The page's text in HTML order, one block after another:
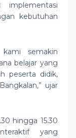
kebutuhan
semakin
belajar yang
peserta didik,
ujar
hingga 15.30
yang